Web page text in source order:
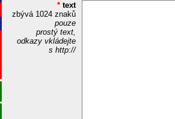
* text
zbývá 1024znaků
pouze
prostý text,
odkazy vkládejte
s http://